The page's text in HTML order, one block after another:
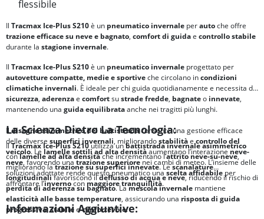
flessibile
Il Tracmax Ice-Plus S210è un pneumatico invernale perautoche offre
trazione efficace su neve e bagnato, comfort di guidae controllo stabile
durante la stagione invernale.
Il Tracmax Ice-Plus S210è un pneumatico invernale progettato per
autovetture compatte, medie e sportiveche circolano incondizioni
climatiche invernali. È ideale per chi guida quotidianamente e necessita di
sicurezza, aderenzae comfortsustrade fredde, bagnateo innevate,
mantenendo una guida equilibrataanche nei tragitti più lunghi.
Ildisegno asimmetrico del battistradaconsente una gestione efficace
delle diverse superfici invernali, migliorandostabilitàecontrollo del
veicolo. Le lamelle sottili ad alta densitàaumentano l’interazioneneve-
neve, favorendo unatrazione superiorenei cambi di meteo. L’insieme delle
soluzioni adottate rende questo pneumatico unascelta affidabileper
affrontare l’invernoconmaggiore tranquillità.
La Scienza Dietro La Tecnologia:
IlTracmax Ice-Plus S210utilizza unbattistrada invernale asimmetrico
conlamelle ad alta densitàche incrementano l’attrito neve-su-neve,
migliorando latrazione su superfici innevate. Lescanalature
longitudinalifavoriscono ildeflusso di acqua e neve, riducendo il rischio di
perdita di aderenza su bagnato. Lamescola invernale mantiene
elasticità alle basse temperature, assicurando una risposta di guida
progressiva,stabileeconfortevole.
Informazioni Aggiuntive: